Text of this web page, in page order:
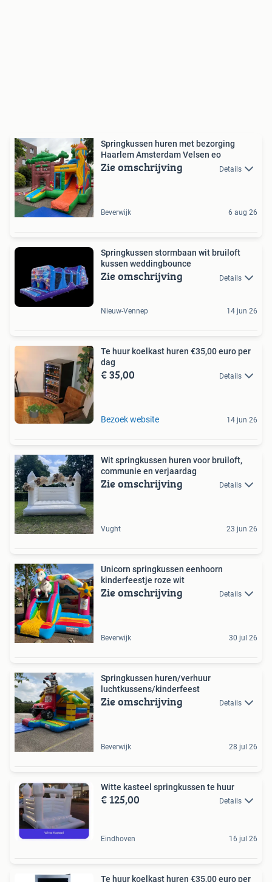
Springkussen huren met bezorging
Haarlem Amsterdam Velsen eo
Zie omschrijving Details
Beverwijk 6 aug 26
Springkussen stormbaan wit bruiloft
kussen weddingbounce
Zie omschrijving Details
Nieuw-Vennep 14 jun 26
Te huur koelkast huren €35,00 euro per
dag
€ 35,00 Details
Bezoek website 14 jun 26
Wit springkussen huren voor bruiloft,
communie en verjaardag
Zie omschrijving Details
Vught 23 jun 26
Unicorn springkussen eenhoorn
kinderfeestje roze wit
Zie omschrijving Details
Beverwijk 30 jul 26
Springkussen huren/verhuur
luchtkussens/kinderfeest
Zie omschrijving Details
Beverwijk 28 jul 26
Witte kasteel springkussen te huur
€ 125,00 Details
Eindhoven 16 jul 26
Te huur koelkast huren €35,00 euro per